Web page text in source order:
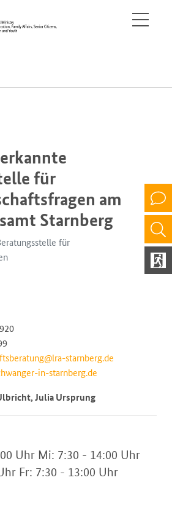
für
am
Starnberg
für
starnberg.de
in-starnberg.de
Julia Ursprung
Uhr Mi: 7:30 - 14:00 Uhr
Fr: 7:30 - 13:00 Uhr